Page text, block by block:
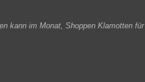
kann im Monat, Shoppen Klamotten für